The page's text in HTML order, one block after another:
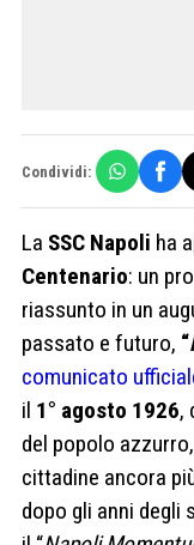
Condividi:
La SSC Napoli ha
Centenario: un
riassunto in un
passato e futuro, “
comunicato
il 1° agosto 1926,
del popolo
cittadine ancora
dopo gli anni degli